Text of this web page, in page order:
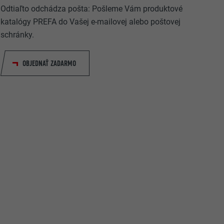
Odtiaľto odchádza pošta: Pošleme Vám produktové
katalógy PREFA do Vašej e-mailovej alebo poštovej
schránky.
OBJEDNAŤ ZADARMO